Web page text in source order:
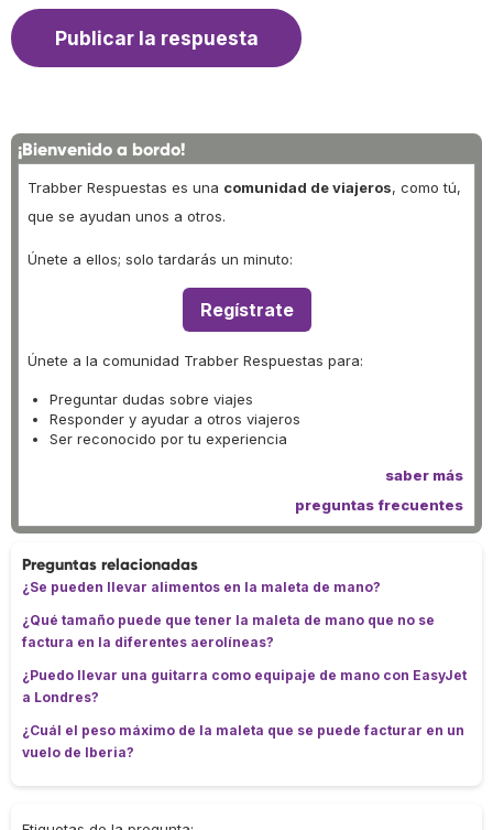
¡Bienvenido a bordo!
Trabber Respuestas es una comunidad de viajeros, como tú,
que se ayudan unos a otros.
Únete a ellos; solo tardarás un minuto:
Regístrate
Únete a la comunidad Trabber Respuestas para:
Preguntar dudas sobre viajes
Responder y ayudar a otros viajeros
Ser reconocido por tu experiencia
saber más
preguntas frecuentes
Preguntas relacionadas
¿Se pueden llevar alimentos en la maleta de mano?
¿Qué tamaño puede que tener la maleta de mano que no se
factura en la diferentes aerolíneas?
¿Puedo llevar una guitarra como equipaje de mano con EasyJet
a Londres?
¿Cuál el peso máximo de la maleta que se puede facturar en un
vuelo de Iberia?